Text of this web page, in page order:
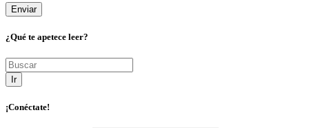
¿Qué te apetece leer?
Ir
¡Conéctate!